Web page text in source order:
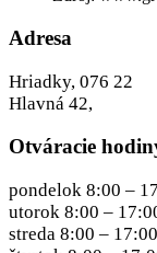
Adresa
Hriadky, 076 22
Hlavná 42,
Otváracie
pondelok 8:00 –
utorok 8:00 –
streda 8:00 – 17:00